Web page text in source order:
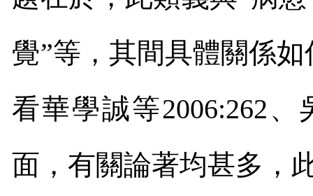
覺”等，其間具體關係
看華學誠等2006:262 、
面，有關論著均甚多，